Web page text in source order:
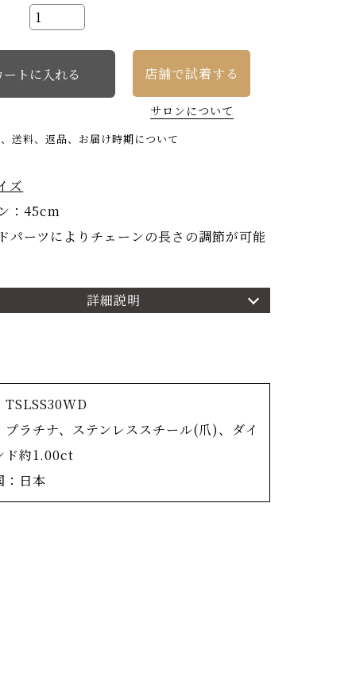
店舗で試着する
サロンについて
送料、返品、お届け時期について
詳細説明
ズ
：45cm
パーツによりチェーンの長さの調節が可能
クレス。
により爪のみをステンレスにし、極細の爪
モンドをセッティングしています。
された美しいダイヤモンドの輝きを、そのま
最大限に美しくみせたい。」
TSLSS30WD
プラチナ、ステンレススチール(爪)、ダイ
ド約1.00ct
：日本